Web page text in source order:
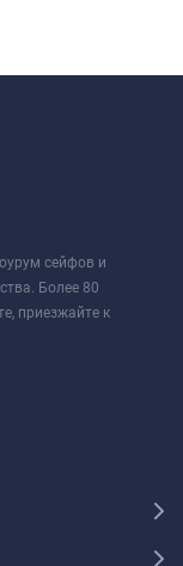
сейфов и
Более 80
приезжайте к